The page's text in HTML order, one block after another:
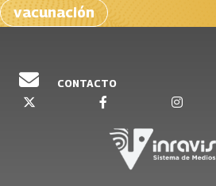
vacunación
CONTACTO